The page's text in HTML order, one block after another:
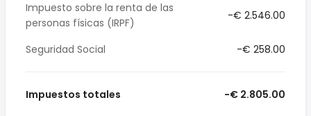
Impuesto sobre la renta de las
personas físicas (IRPF)
-€ 2.546.00
Seguridad Social -€ 258.00
Impuestos totales -€ 2.805.00